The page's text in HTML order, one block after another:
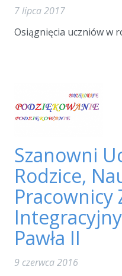
7 lipca 2017
Osiągnięcia uczniów w
Szanowni
Rodzice,
Pracownicy
Pawła II
9 czerwca 2016